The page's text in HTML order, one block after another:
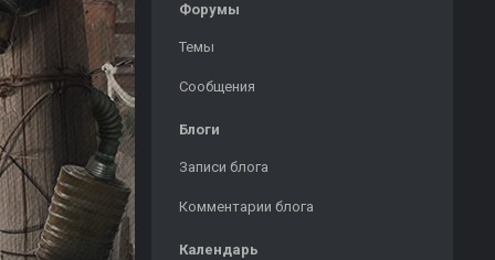
Форумы
Темы
Сообщения
Блоги
Записи блога
Комментарии блога
Календарь